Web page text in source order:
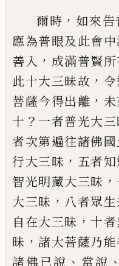
爾時 ， 如來告
應為普眼及此會
善入 ， 成滿普賢
此十大三昧故 ，
菩薩今得出離 ，
十 ？ 一者普光大三
者次第遍往諸佛
行大三昧 ， 五者
智光明藏大三昧 ，
大三昧 ， 八者眾
自在大三昧 ，十
昧 ，諸大菩薩乃能
諸佛已說 、 當說 、